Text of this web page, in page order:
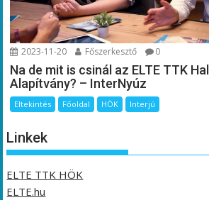
2023-11-20 Főszerkesztő 0
Na de mit is csinál az ELTE TTK
Alapítvány? – InterNyúz
Eltekintés Főoldal HÖK Interjú
Linkek
ELTE TTK HÖK
ELTE.hu